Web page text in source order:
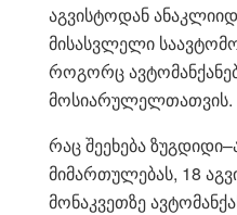
აგვისტოდან
მისასვლელი
როგორც
მოსიარულელთათვის.
რაც შეეხება
მიმართულებას, 18
მონაკვეთზე